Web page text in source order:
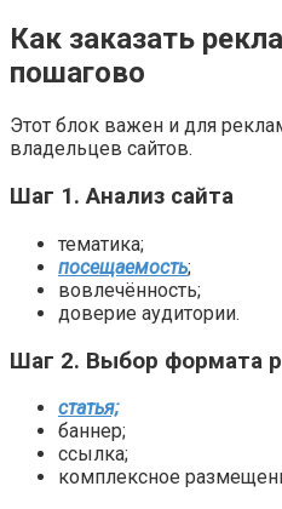
Как заказать
пошагово
Этот блок важен и для
владельцев сайтов.
Шаг 1. Анализ сайта
тематика;
посещаемость;
вовлечённость;
доверие аудитории.
Шаг 2. Выбор формата
статья;
баннер;
ссылка;
комплексное